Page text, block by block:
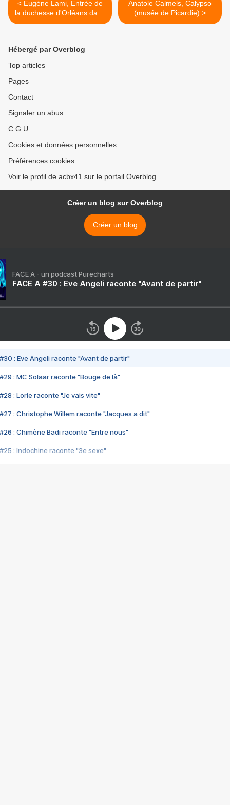
< Eugène Lami, Entrée de
la duchesse d'Orléans dans
le jardin des Tuileries
Anatole Calmels, Calypso
(musée de Picardie) >
Hébergé par Overblog
Top articles
Pages
Contact
Signaler un abus
C.G.U.
Cookies et données personnelles
Préférences cookies
Voir le profil de acbx41 sur le portail Overblog
Créer un blog sur Overblog
Créer un blog
FACE A - un podcast Purecharts
FACE A #30 : Eve Angeli raconte "Avant de partir"
#30 : Eve Angeli raconte "Avant de partir"
#29 : MC Solaar raconte "Bouge de là"
#28 : Lorie raconte "Je vais vite"
#27 : Christophe Willem raconte "Jacques a dit"
#26 : Chimène Badi raconte "Entre nous"
#25 : Indochine raconte "3e sexe"